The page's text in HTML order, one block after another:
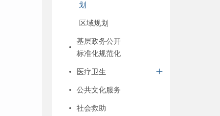
划
区域规划
基层政务公开
标准化规范化
医疗卫生
公共文化服务
社会救助